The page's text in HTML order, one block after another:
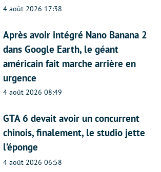
4 août 2026 17:38
Après avoir intégré Nano Banana 2
dans Google Earth, le géant
américain fait marche arrière en
urgence
4 août 2026 08:49
GTA 6 devait avoir un concurrent
chinois, finalement, le studio jette
l’éponge
4 août 2026 06:58